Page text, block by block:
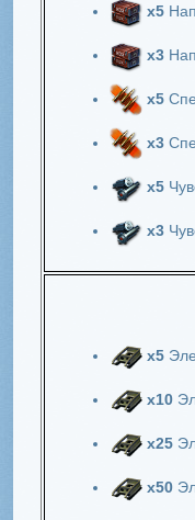
х5
х3
х5
х3
х5
х3
х5
х10
х25
х50